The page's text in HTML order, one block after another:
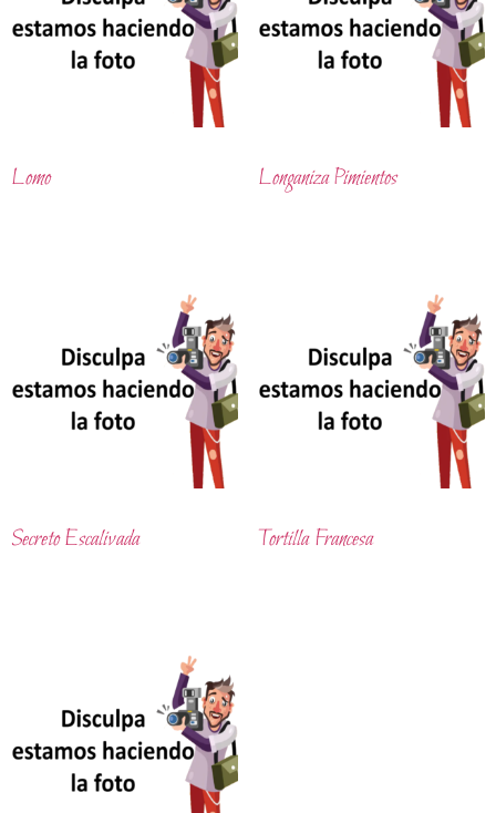
Lomo Longaniza Pimientos
Secreto Escalivada Tortilla Francesa